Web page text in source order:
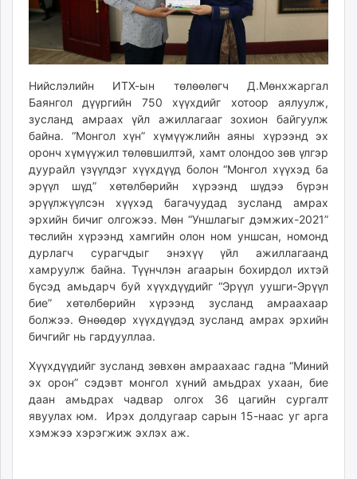
eagle.mn
zarig.mn
today.mn
zuv.mn
mminfo.mn
ugluu.mn
urlag.mn
unen.mn
asu.mn
shudarga.mn
shuurhai.mn
isee.mn
mglradio.com
fact.mn
itoim.mn
shuum.mn
times.mn
tvmongolia.mn
mass.mn
Нийслэлийн ИТХ-ын төлөөлөгч Д.Мөнхжаргал
Баянгол дүүргийн 750 хүүхдийг хотоор аялуулж,
зусланд амраах үйл ажиллагааг зохион байгуулж
байна. “Монгол хүн” хүмүүжлийн аяны хүрээнд эх
оронч хүмүүжил төлөвшилтэй, хамт олондоо зөв үлгэр
дуурайл үзүүлдэг хүүхдүүд болон “Монгол хүүхэд ба
эрүүл шүд” хөтөлбөрийн хүрээнд шүдээ бүрэн
эрүүлжүүлсэн хүүхэд багачуудад зусланд амрах
эрхийн бичиг олгожээ. Мөн “Уншлагыг дэмжих-2021”
төслийн хүрээнд хамгийн олон ном уншсан, номонд
дурлагч сурагчдыг энэхүү үйл ажиллагаанд
хамруулж байна. Түүнчлэн агаарын бохирдол ихтэй
бүсэд амьдарч буй хүүхдүүдийг “Эрүүл уушги-Эрүүл
бие” хөтөлбөрийн хүрээнд зусланд амраахаар
болжээ. Өнөөдөр хүүхдүүдэд зусланд амрах эрхийн
бичгийг нь гардууллаа.
Хүүхдүүдийг зусланд зөвхөн амраахаас гадна “Миний
эх орон” сэдэвт монгол хүний амьдрах ухаан, бие
даан амьдрах чадвар олгох 36 цагийн сургалт
явуулах юм. Ирэх долдугаар сарын 15-наас уг арга
хэмжээ хэрэгжиж эхлэх аж.